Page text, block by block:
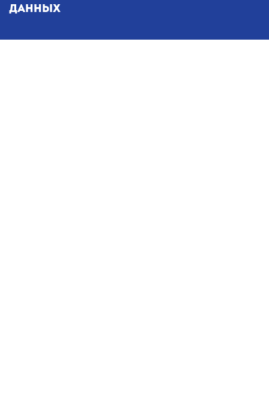
данных